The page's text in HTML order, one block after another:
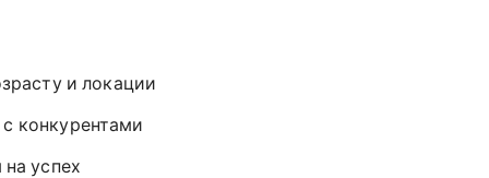
и локации
конкурентами
успех